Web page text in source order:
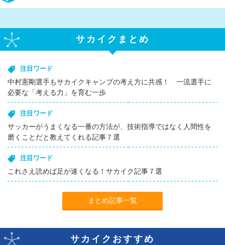
サカイクまとめ
注目ワード
中村憲剛選手もサカイクキャンプの考え方に共感！ 一流選手に
必要な「考える力」を育む一歩
注目ワード
サッカーがうまくなる一番の方法が、技術指導ではなく人間性を
磨くことだと教えてくれる記事７選
注目ワード
これさえ読めば足が速くなる！サカイク記事７選
まとめ記事一覧
サカイクおすすめ